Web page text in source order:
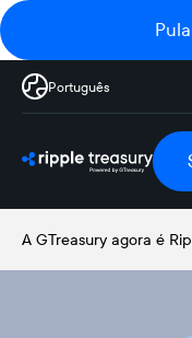
Português
A GTreasury agora é